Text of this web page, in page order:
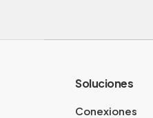
Soluciones
Conexiones